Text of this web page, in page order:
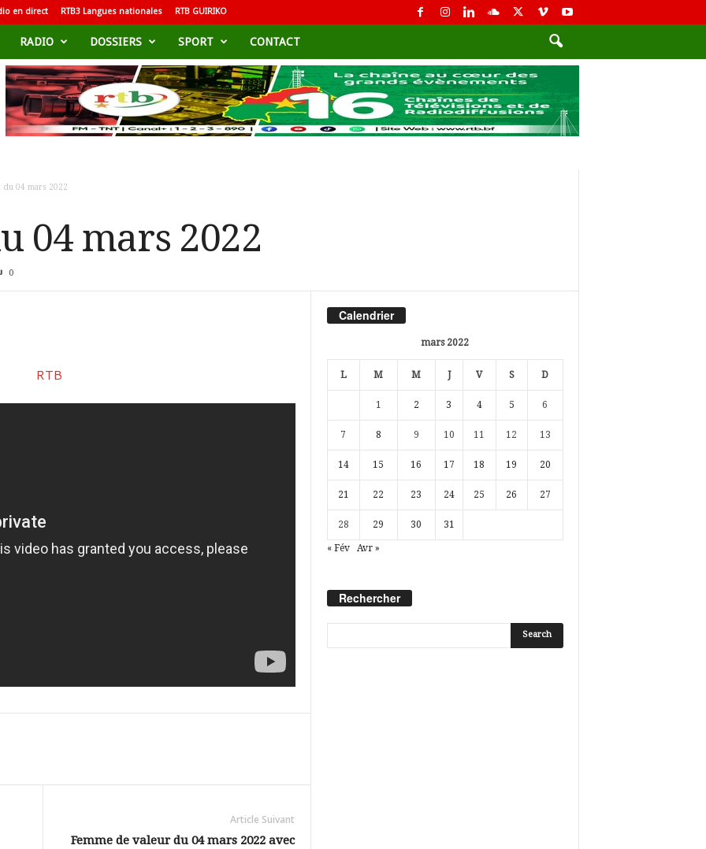
en direct RTB3 Langues nationales RTB GUIRIKO
RADIO DOSSIERS SPORT CONTACT
04 mars 2022
04 mars 2022
0
Article Suivant
Femme de valeur du 04 mars 2022 avec
Calendrier
mars 2022
L M M J V S D
1 2 3 4 5 6
7 8 9 10 11 12 13
14 15 16 17 18 19 20
21 22 23 24 25 26 27
28 29 30 31
« Fév Avr »
Rechercher